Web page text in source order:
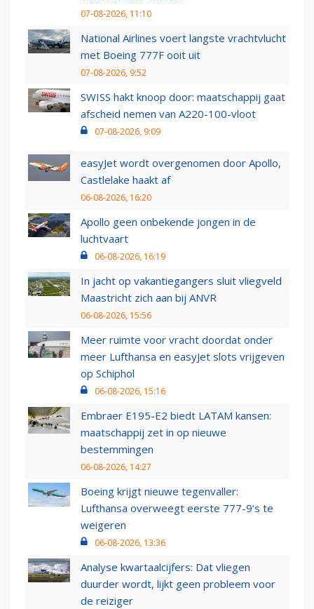
07-08-2026, 11:10
National Airlines voert langste vrachtvlucht
met Boeing 777F ooit uit
07-08-2026, 9:52
SWISS hakt knoop door: maatschappij gaat
afscheid nemen van A220-100-vloot
07-08-2026, 9:09
easyJet wordt overgenomen door Apollo,
Castlelake haakt af
06-08-2026, 16:20
Apollo geen onbekende jongen in de
luchtvaart
06-08-2026, 16:19
In jacht op vakantiegangers sluit vliegveld
Maastricht zich aan bij ANVR
06-08-2026, 15:56
Meer ruimte voor vracht doordat onder
meer Lufthansa en easyJet slots vrijgeven
op Schiphol
06-08-2026, 15:16
Embraer E195-E2 biedt LATAM kansen:
maatschappij zet in op nieuwe
bestemmingen
06-08-2026, 14:27
Boeing krijgt nieuwe tegenvaller:
Lufthansa overweegt eerste 777-9’s te
weigeren
06-08-2026, 13:36
Analyse kwartaalcijfers: Dat vliegen
duurder wordt, lijkt geen probleem voor
de reiziger